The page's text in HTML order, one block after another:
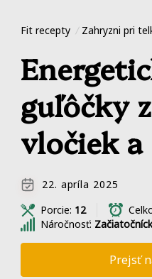
Fit recepty Zahryzni pri
guľôčky
vločiek
22. apríla 2025
Porcie: 12
Náročnosť:
Prejsť